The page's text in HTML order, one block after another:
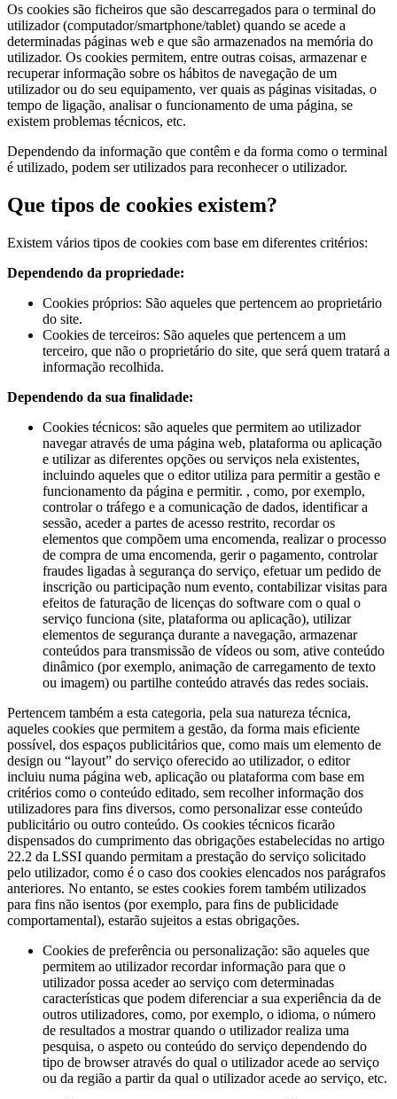
Os cookies são ficheiros que são descarregados para o terminal do
utilizador (computador/smartphone/tablet) quando se acede a
determinadas páginas web e que são armazenados na memória do
utilizador. Os cookies permitem, entre outras coisas, armazenar e
recuperar informação sobre os hábitos de navegação de um
utilizador ou do seu equipamento, ver quais as páginas visitadas, o
tempo de ligação, analisar o funcionamento de uma página, se
existem problemas técnicos, etc.
Dependendo da informação que contêm e da forma como o terminal
é utilizado, podem ser utilizados para reconhecer o utilizador.
Que tipos de cookies existem?
Existem vários tipos de cookies com base em diferentes critérios:
Dependendo da propriedade:
Cookies próprios: São aqueles que pertencem ao proprietário
do site.
Cookies de terceiros: São aqueles que pertencem a um
terceiro, que não o proprietário do site, que será quem tratará a
informação recolhida.
Dependendo da sua finalidade:
Cookies técnicos: são aqueles que permitem ao utilizador
navegar através de uma página web, plataforma ou aplicação
e utilizar as diferentes opções ou serviços nela existentes,
incluindo aqueles que o editor utiliza para permitir a gestão e
funcionamento da página e permitir. , como, por exemplo,
controlar o tráfego e a comunicação de dados, identificar a
sessão, aceder a partes de acesso restrito, recordar os
elementos que compõem uma encomenda, realizar o processo
de compra de uma encomenda, gerir o pagamento, controlar
fraudes ligadas à segurança do serviço, efetuar um pedido de
inscrição ou participação num evento, contabilizar visitas para
efeitos de faturação de licenças do software com o qual o
serviço funciona (site, plataforma ou aplicação), utilizar
elementos de segurança durante a navegação, armazenar
conteúdos para transmissão de vídeos ou som, ative conteúdo
dinâmico (por exemplo, animação de carregamento de texto
ou imagem) ou partilhe conteúdo através das redes sociais.
Pertencem também a esta categoria, pela sua natureza técnica,
aqueles cookies que permitem a gestão, da forma mais eficiente
possível, dos espaços publicitários que, como mais um elemento de
design ou “layout” do serviço oferecido ao utilizador, o editor
incluiu numa página web, aplicação ou plataforma com base em
critérios como o conteúdo editado, sem recolher informação dos
utilizadores para fins diversos, como personalizar esse conteúdo
publicitário ou outro conteúdo. Os cookies técnicos ficarão
dispensados do cumprimento das obrigações estabelecidas no artigo
22.2 da LSSI quando permitam a prestação do serviço solicitado
pelo utilizador, como é o caso dos cookies elencados nos parágrafos
anteriores. No entanto, se estes cookies forem também utilizados
para fins não isentos (por exemplo, para fins de publicidade
comportamental), estarão sujeitos a estas obrigações.
Cookies de preferência ou personalização: são aqueles que
permitem ao utilizador recordar informação para que o
utilizador possa aceder ao serviço com determinadas
características que podem diferenciar a sua experiência da de
outros utilizadores, como, por exemplo, o idioma, o número
de resultados a mostrar quando o utilizador realiza uma
pesquisa, o aspeto ou conteúdo do serviço dependendo do
tipo de browser através do qual o utilizador acede ao serviço
ou da região a partir da qual o utilizador acede ao serviço, etc.